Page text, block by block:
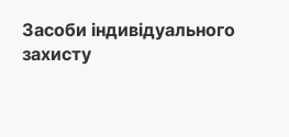
Засоби індивідуального
захисту